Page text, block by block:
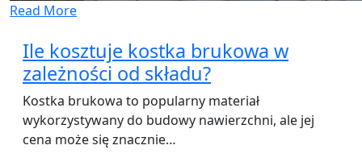
Read More
Ile kosztuje kostka brukowa w
zależności od składu?
Kostka brukowa to popularny materiał
wykorzystywany do budowy nawierzchni, ale jej
cena może się znacznie…